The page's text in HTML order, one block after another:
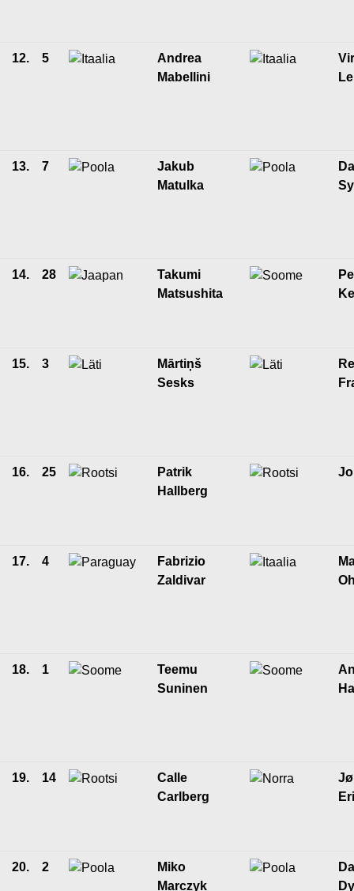
12. 5
Andrea
Mabellini
13. 7
Jakub
Matulka
14. 28
Takumi
Matsushita
15. 3
Mārtiņš
Sesks
16. 25
Patrik
Hallberg
17. 4
Fabrizio
Zaldivar
18. 1
Teemu
Suninen
19. 14
Calle
Carlberg
20. 2
Miko
Marczyk